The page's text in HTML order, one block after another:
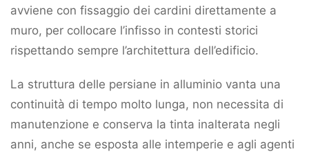
avviene con fissaggio dei cardini direttamente a
muro, per collocare l’infisso in contesti storici
rispettando sempre l’architettura dell’edificio.
La struttura delle persiane in alluminio vanta una
continuità di tempo molto lunga, non necessita di
manutenzione e conserva la tinta inalterata negli
anni, anche se esposta alle intemperie e agli agenti